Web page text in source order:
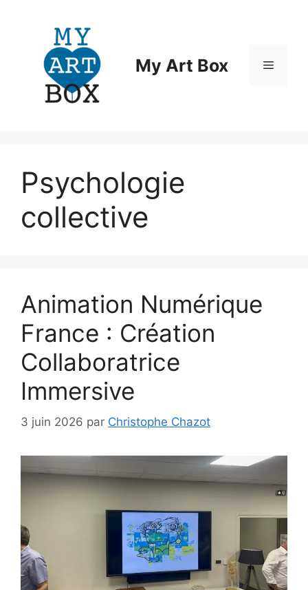
My Art Box Menu
Psychologie
collective
Animation Numérique
France : Création
Collaboratrice
Immersive
3 juin 2026 par Christophe Chazot